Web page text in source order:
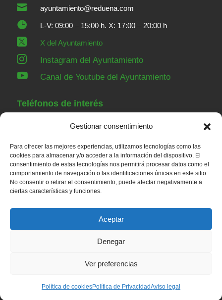
Gestionar consentimiento
Para ofrecer las mejores experiencias, utilizamos tecnologías como las
cookies para almacenar y/o acceder a la información del dispositivo. El
consentimiento de estas tecnologías nos permitirá procesar datos como el
comportamiento de navegación o las identificaciones únicas en este sitio.
No consentir o retirar el consentimiento, puede afectar negativamente a
ciertas características y funciones.
Aceptar
Denegar
Ver preferencias
Política de cookiesPolítica de PrivacidadAviso legal
 ayuntamiento@reduena.com
 L-V: 09:00 – 15:00 h. X: 17:00 – 20:00 h
 X del Ayuntamiento
 Instagram del Ayuntamiento
 Canal de Youtube del Ayuntamiento
Teléfonos de interés
91 843 00 36Guardia Civil Torrelaguna
91 843 82 52Casa de Niños
91 848 23 43Servicios sociales
© 2026 – Ayuntamiento de Redueña |